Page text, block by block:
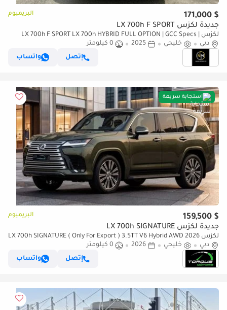
$ 171,000 البريميوم
جديدة لكزس LX 700h F SPORT
لكزس LX 700h F SPORT LX 700h HYBRID FULL OPTION | GCC Specs |
Brand Hybrid Luxury
دبي خليجي 2025
0 كيلومتر
إتصل
واتساب
استجابة سريعة
$ 159,500 البريميوم
جديدة لكزس LX 700h SIGNATURE
لكزس LX 700h SIGNATURE ( Only For Export ) 3.5TT V6 Hybrid AWD 2026
GCC BRAND NEW
دبي خليجي 2026
0 كيلومتر
إتصل
واتساب